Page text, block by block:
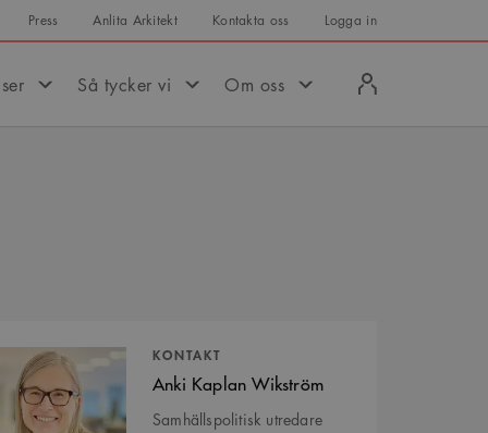
Press Anlita Arkitekt Kontakta oss Logga in
Så tycker vi Om oss
in
KONTAKT
Anki Kaplan Wikström
Samhällspolitisk utredare